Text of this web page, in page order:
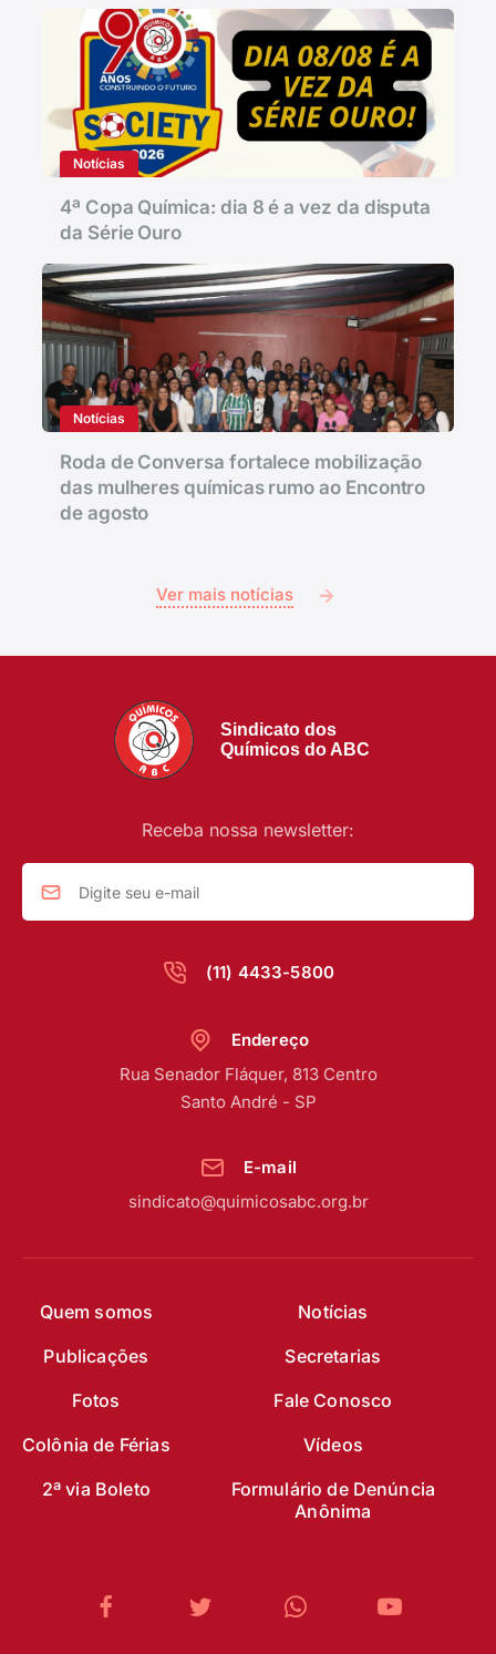
Notícias
4ª Copa Química: dia 8 é a vez da disputa
da Série Ouro
Notícias
Roda de Conversa fortalece mobilização
das mulheres químicas rumo ao Encontro
de agosto
Ver mais notícias
Sindicato dos
Químicos do ABC
(11) 4433-5800
Receba nossa newsletter:
Quem somos
Notícias
Publicações
Secretarias
Fotos
Fale Conosco
Colônia de Férias
Vídeos
2ª via Boleto
Formulário de Denúncia
Anônima
Endereço
Rua Senador Fláquer, 813 Centro
Santo André - SP
E-mail
sindicato@quimicosabc.org.br